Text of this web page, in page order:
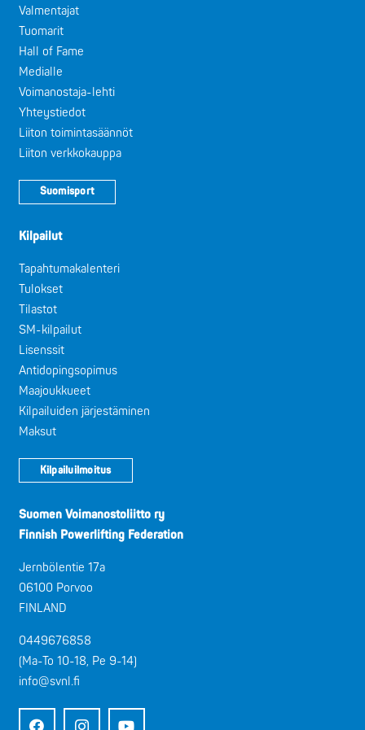
Valmentajat
Tuomarit
Hall of Fame
Medialle
Voimanostaja-lehti
Yhteystiedot
Liiton toimintasäännöt
Liiton verkkokauppa
Suomisport
Kilpailut
Tapahtumakalenteri
Tulokset
Tilastot
SM-kilpailut
Lisenssit
Antidopingsopimus
Maajoukkueet
Kilpailuiden järjestäminen
Maksut
Kilpailuilmoitus
Suomen Voimanostoliitto ry
Finnish Powerlifting Federation
Jernbölentie 17a
06100 Porvoo
FINLAND
0449676858
(Ma-To 10-18, Pe 9-14)
info@svnl.fi